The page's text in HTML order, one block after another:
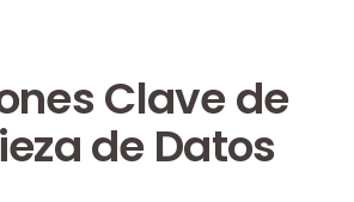
Clave de
de Datos